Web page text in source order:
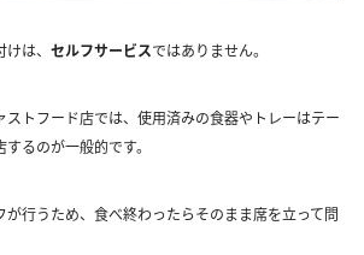
は、 セルフサービスではありません。
ストフード店では、使用済みの食器やトレーはテー
するのが一般的です。
が行うため、食べ終わったらそのまま席を立って問